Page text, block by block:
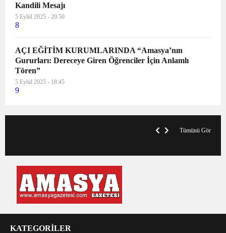
Kandili Mesajı
5 Eylül 2025 - 20:50
8
AÇI EĞİTİM KURUMLARINDA “Amasya’nın
Gururları: Dereceye Giren Öğrenciler İçin Anlamlı
Tören”
5 Eylül 2025 - 18:45
9
Tümünü Gör
KATEGORİLER